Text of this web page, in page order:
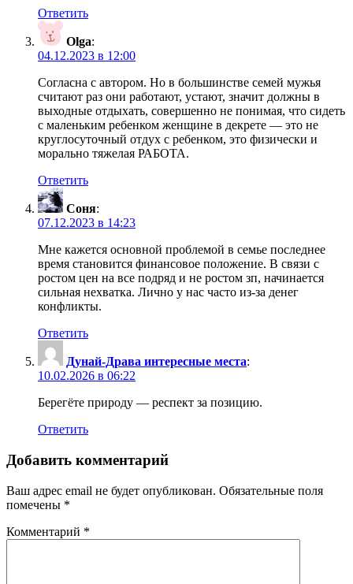
Ответить
Olga:
04.12.2023 в 12:00
Согласна с автором. Но в большинстве семей мужья
считают раз они работают, устают, значит должны в
выходные отдыхать, совершенно не понимая, что сидеть
с маленьким ребенком женщине в декрете — это не
круглосуточный отдух с ребенком, это физически и
морально тяжелая РАБОТА.
Ответить
Соня:
07.12.2023 в 14:23
Мне кажется основной проблемой в семье последнее
время становится финансовое положение. В связи с
ростом цен на все подряд и не ростом зп, начинается
сильная нехватка. Лично у нас часто из-за денег
конфликты.
Ответить
Дунай-Драва интересные места:
10.02.2026 в 06:22
Берегёте природу — респект за позицию.
Ответить
Добавить комментарий
Ваш адрес email не будет опубликован. Обязательные поля
помечены *
Комментарий *